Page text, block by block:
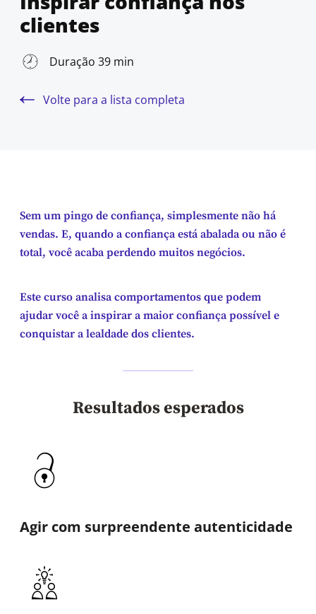
clientes
Duração 39 min
Volte para a lista completa
Sem um pingo de confiança, simplesmente não há
vendas. E, quando a confiança está abalada ou não é
total, você acaba perdendo muitos negócios.
Este curso analisa comportamentos que podem
ajudar você a inspirar a maior confiança possível e
conquistar a lealdade dos clientes.
Resultados esperados
Agir com surpreendente autenticidade